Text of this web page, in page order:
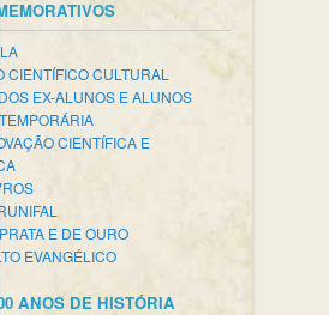
CIENTÍFICO CULTURAL
EX-ALUNOS E ALUNOS
CIENTÍFICA E
E DE OURO
EVANGÉLICO
ANOS DE HISTÓRIA